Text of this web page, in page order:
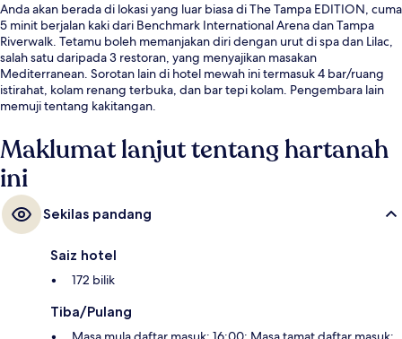
Anda akan berada di lokasi yang luar biasa di The Tampa EDITION, cuma
5 minit berjalan kaki dari Benchmark International Arena dan Tampa
Riverwalk. Tetamu boleh memanjakan diri dengan urut di spa dan Lilac,
salah satu daripada 3 restoran, yang menyajikan masakan
Mediterranean. Sorotan lain di hotel mewah ini termasuk 4 bar/ruang
istirahat, kolam renang terbuka, dan bar tepi kolam. Pengembara lain
memuji tentang kakitangan.
Maklumat lanjut tentang hartanah
ini
Sekilas pandang
Saiz hotel
172 bilik
Tiba/Pulang